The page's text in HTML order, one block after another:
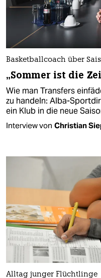
Basketballcoach über
„Sommer ist die
Wie man Transfers
zu handeln: Alba-
ein Klub in die neue
Interview von Christian
Alltag junger Flüchtlinge